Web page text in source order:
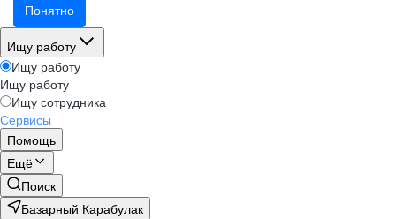
Понятно
Ищу работу
Ищу работу
Ищу работу
Ищу сотрудника
Сервисы
Помощь
Ещё
Поиск
Базарный Карабулак